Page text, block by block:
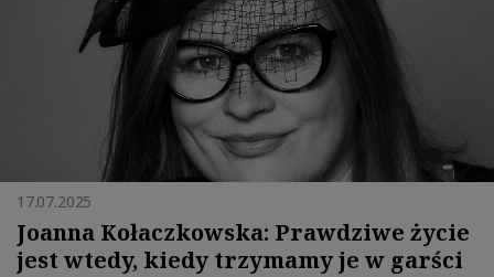
17.07.2025
Joanna Kołaczkowska: Prawdziwe życie
jest wtedy, kiedy trzymamy je w garści